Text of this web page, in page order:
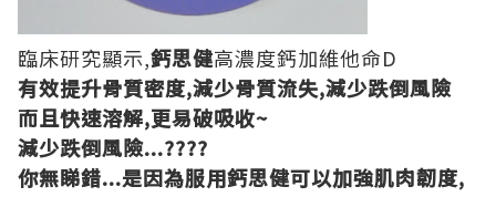
臨床研究顯示,鈣思健高濃度鈣加維他命D
有效提升骨質密度,減少骨質流失,減少跌倒風險
而且快速溶解,更易破吸收~
減少跌倒風險...????
你無睇錯...是因為服用鈣思健可以加強肌肉韌度,